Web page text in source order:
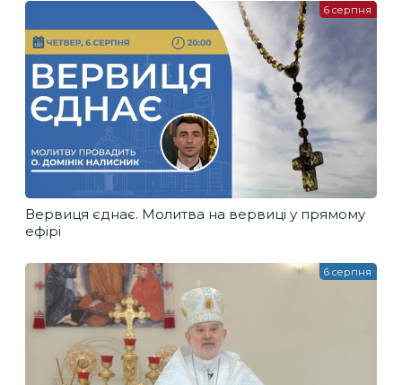
Вервиця єднає. Молитва на вервиці у прямому
ефірі
6 серпня
6 серпня